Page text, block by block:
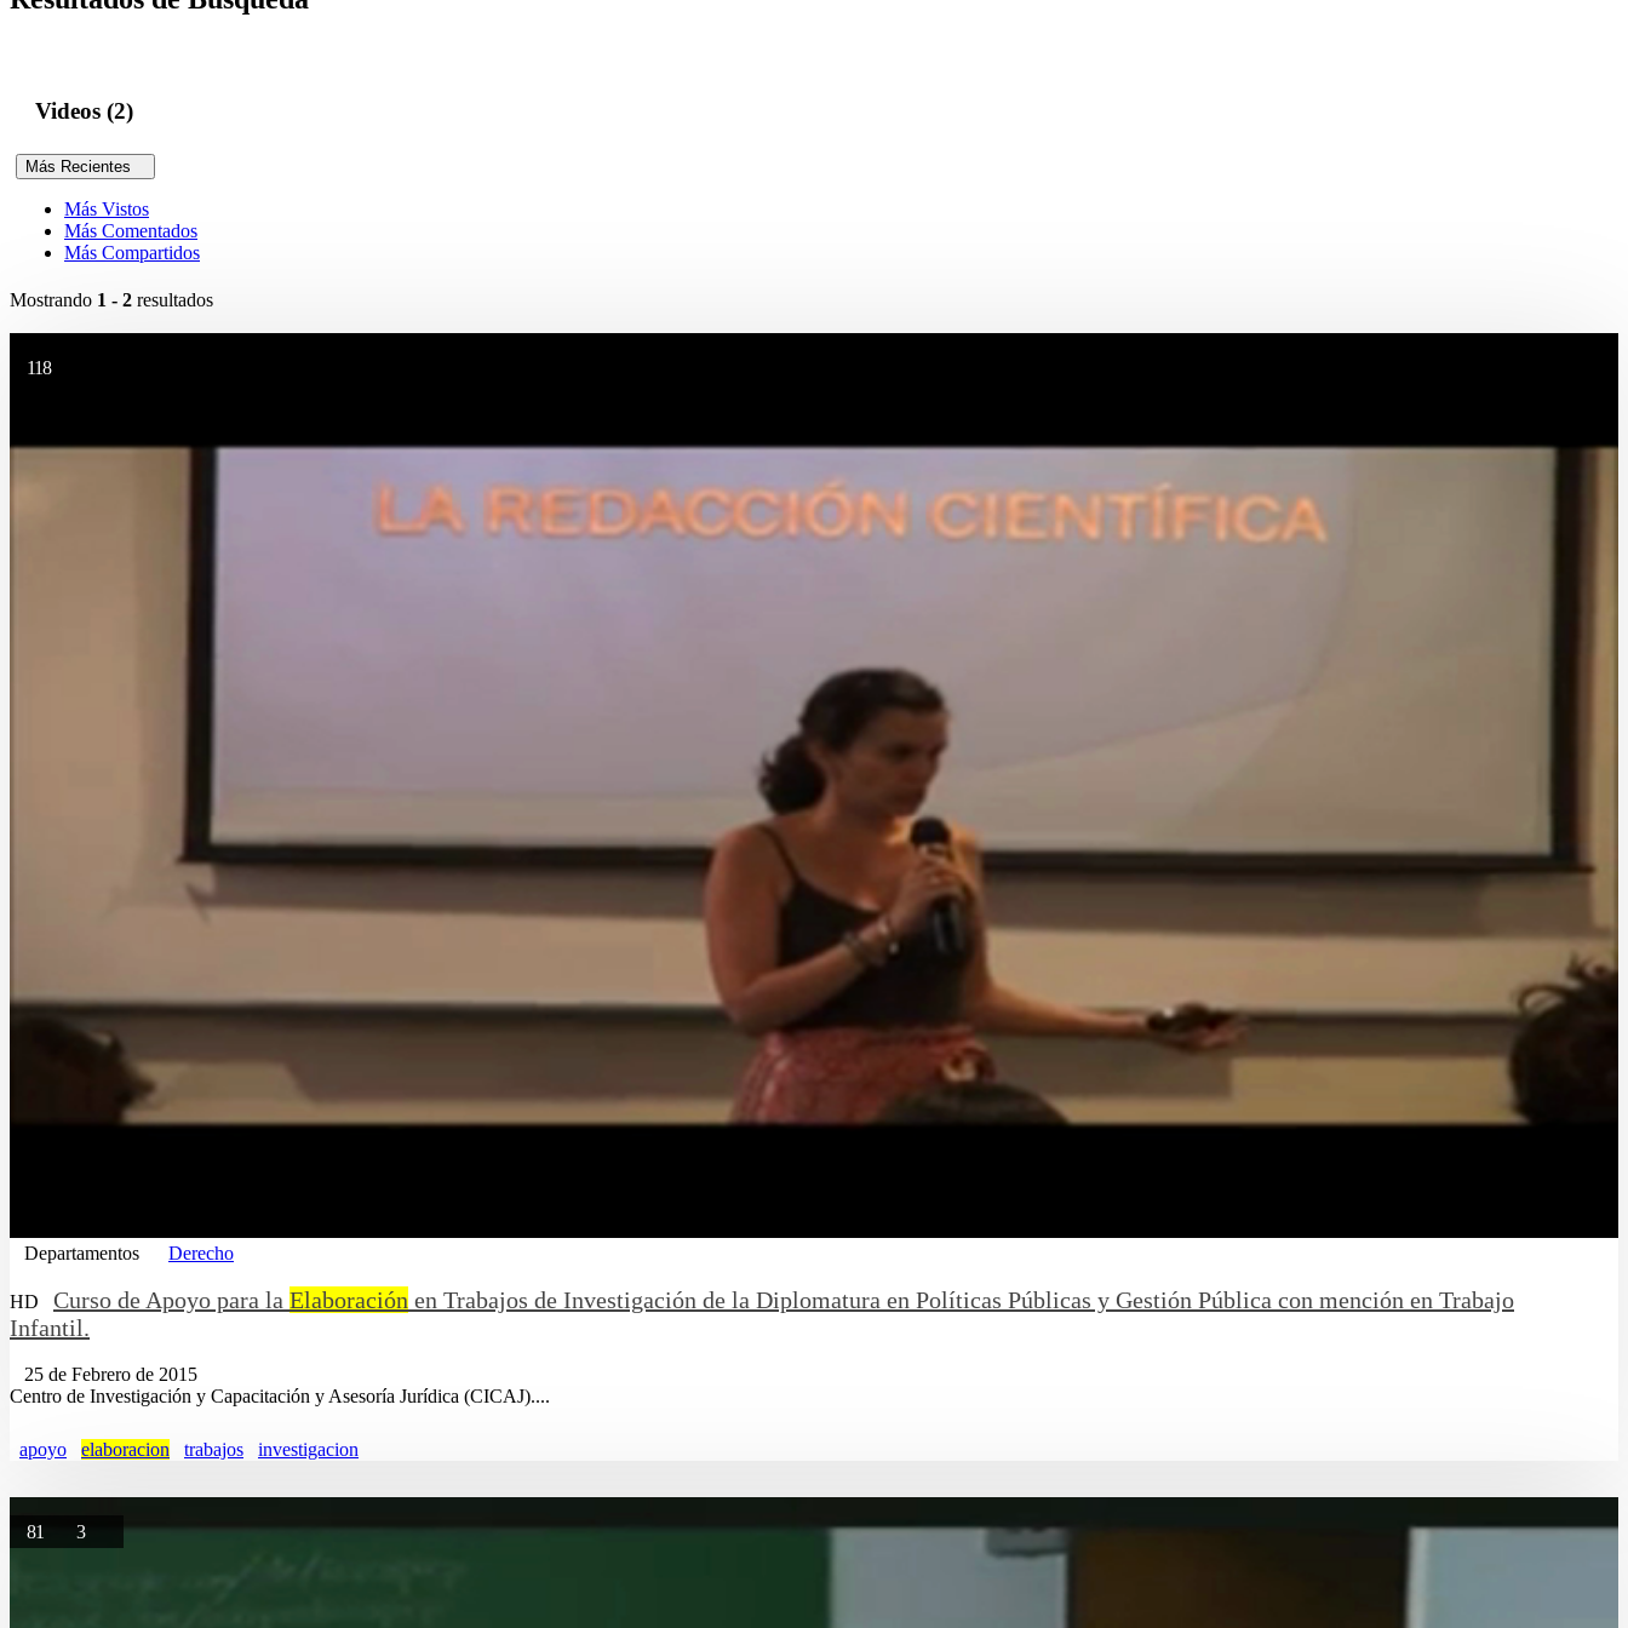
Videos (2)
Más Recientes
Más Vistos
Más Comentados
Más Compartidos
Mostrando 1 - 2 resultados
118
Departamentos Derecho
HD Curso de Apoyo para la Elaboración en Trabajos de Investigación de la Diplomatura en Políticas Públicas y Gestión Pública con mención en Trabajo
Infantil.
25 de Febrero de 2015
Centro de Investigación y Capacitación y Asesoría Jurídica (CICAJ)....
apoyo elaboracion trabajos investigacion
81 3